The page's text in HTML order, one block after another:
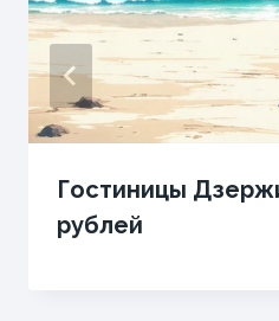
Гостиницы
рублей